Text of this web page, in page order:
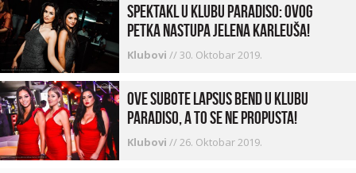
Spektakl u klubu Paradiso: Ovog
petka nastupa Jelena Karleuša!
Klubovi //30. Oktobar 2019.
Ove subote Lapsus bend u klubu
Paradiso, a to se ne propusta!
Klubovi //26. Oktobar 2019.